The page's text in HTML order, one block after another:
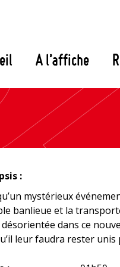
A l’affiche
:
mystérieux
banlieue et la
dans ce
leur faudra rester